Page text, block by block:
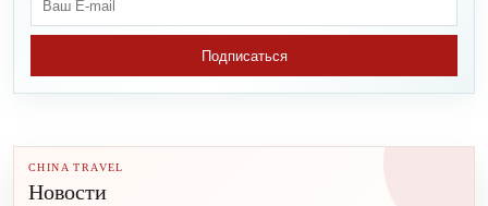
Подписаться
CHINA TRAVEL
Новости